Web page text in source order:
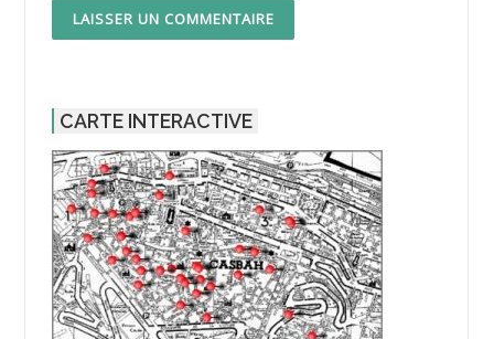
CARTE INTERACTIVE